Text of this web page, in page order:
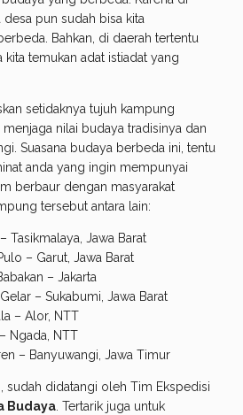
desa pun sudah bisa kita
Bahkan, di daerah tertentu
kita temukan adat istiadat yang
setidaknya tujuh kampung
nilai budaya tradisinya dan
Suasana budaya berbeda ini, tentu
anda yang ingin mempunyai
berbaur dengan masyarakat
tersebut antara lain:
Tasikmalaya, Jawa Barat
– Garut, Jawa Barat
– Jakarta
– Sukabumi, Jawa Barat
– Alor, NTT
Ngada, NTT
– Banyuwangi, Jawa Timur
sudah didatangi oleh Tim Ekspedisi
Budaya . Tertarik juga untuk